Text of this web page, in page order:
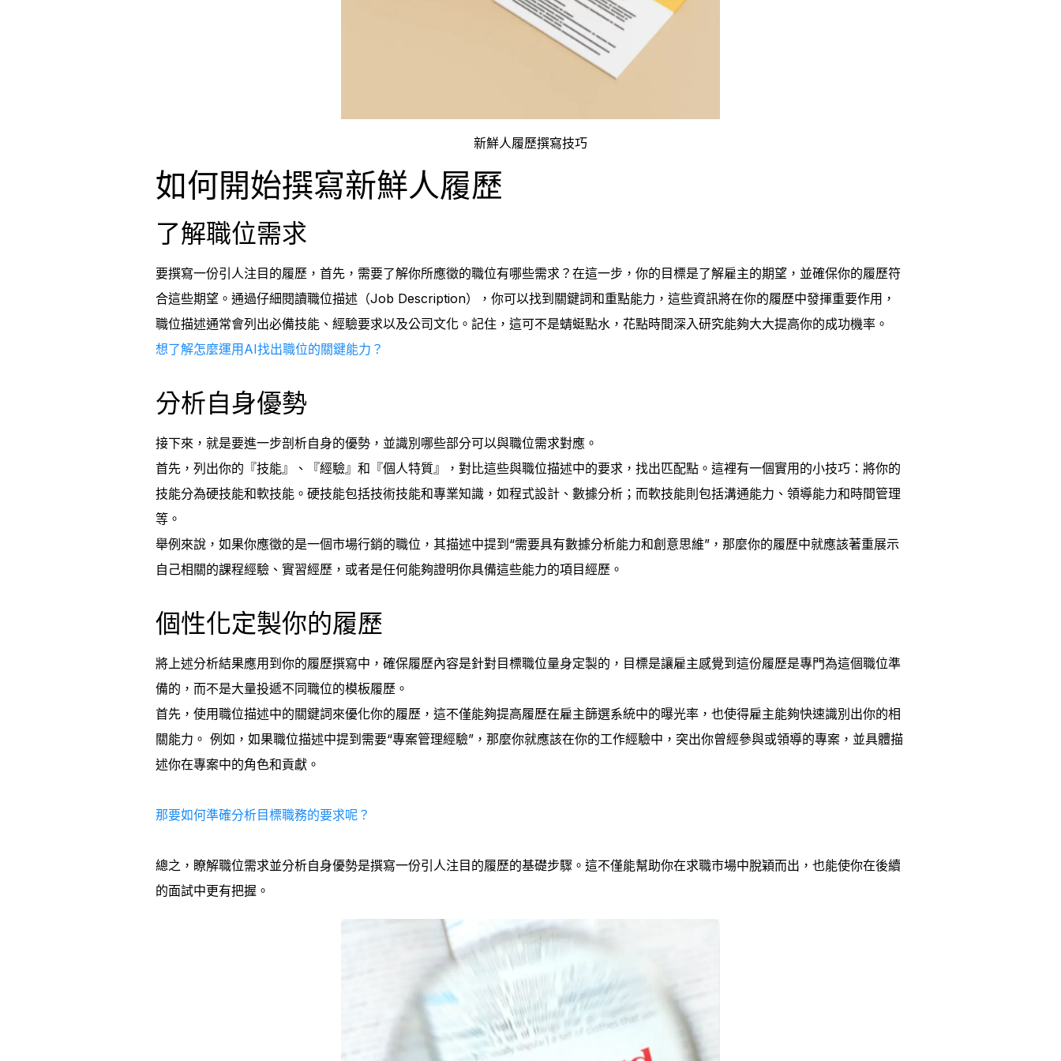
新鮮人履歷撰寫技巧
如何開始撰寫新鮮人履歷
了解職位需求
要撰寫一份引人注目的履歷，首先，需要了解你所應徵的職位有哪些需求？在這一步，你的目標是了解雇主的期望，並確保你的履歷符
合這些期望。通過仔細閱讀職位描述（Job Description），你可以找到關鍵詞和重點能力，這些資訊將在你的履歷中發揮重要作用，
職位描述通常會列出必備技能、經驗要求以及公司文化。記住，這可不是蜻蜓點水，花點時間深入研究能夠大大提高你的成功機率。
想了解怎麼運用AI找出職位的關鍵能力？
分析自身優勢
接下來，就是要進一步剖析自身的優勢，並識別哪些部分可以與職位需求對應。
首先，列出你的『技能』、『經驗』和『個人特質』，對比這些與職位描述中的要求，找出匹配點。這裡有一個實用的小技巧：將你的
技能分為硬技能和軟技能。硬技能包括技術技能和專業知識，如程式設計、數據分析；而軟技能則包括溝通能力、領導能力和時間管理
等。
舉例來說，如果你應徵的是一個市場行銷的職位，其描述中提到“需要具有數據分析能力和創意思維”，那麼你的履歷中就應該著重展示
自己相關的課程經驗、實習經歷，或者是任何能夠證明你具備這些能力的項目經歷。
個性化定製你的履歷
將上述分析結果應用到你的履歷撰寫中，確保履歷內容是針對目標職位量身定製的，目標是讓雇主感覺到這份履歷是專門為這個職位準
備的，而不是大量投遞不同職位的模板履歷。
首先，使用職位描述中的關鍵詞來優化你的履歷，這不僅能夠提高履歷在雇主篩選系統中的曝光率，也使得雇主能夠快速識別出你的相
關能力。 例如，如果職位描述中提到需要“專案管理經驗”，那麼你就應該在你的工作經驗中，突出你曾經參與或領導的專案，並具體描
述你在專案中的角色和貢獻。
那要如何準確分析目標職務的要求呢？
總之，瞭解職位需求並分析自身優勢是撰寫一份引人注目的履歷的基礎步驟。這不僅能幫助你在求職市場中脫穎而出，也能使你在後續
的面試中更有把握。